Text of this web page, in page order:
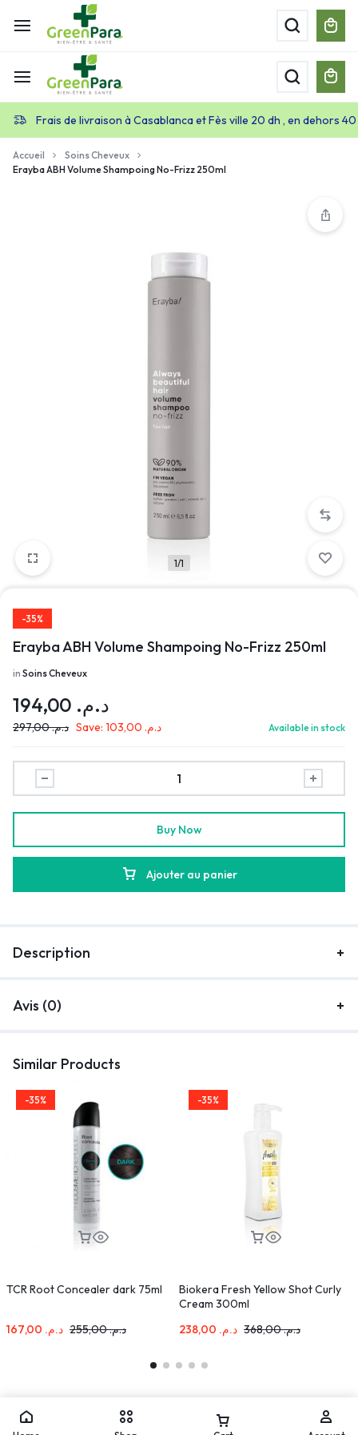
Frais de livraison à Casablanca et Fès ville 20 dh , en dehors
Accueil
Soins Cheveux
Erayba ABH Volume Shampoing No-Frizz 250ml
1/1
-35%
Erayba ABH Volume Shampoing No-Frizz 250ml
in Soins Cheveux
د.م.
د.م.297,00 Save: د.م. Available in stock
Ajouter au panier
Buy Now
Description
Avis (0)
Similar Products
-35%
TCR Root Concealer dark 75ml
د.م. د.م.255,00
-35%
Biokera Fresh Yellow Shot Curly
Cream 300ml
د.م.
د.م.368,00